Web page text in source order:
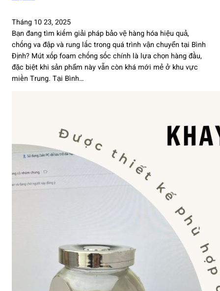
Tháng 10 23, 2025
Bạn đang tìm kiếm giải pháp bảo vệ hàng hóa hiệu quả,
chống va đập và rung lắc trong quá trình vận chuyển tại Bình
Định? Mút xốp foam chống sốc chính là lựa chọn hàng đầu,
đặc biệt khi sản phẩm này vẫn còn khá mới mẻ ở khu vực
miền Trung. Tại Bình…